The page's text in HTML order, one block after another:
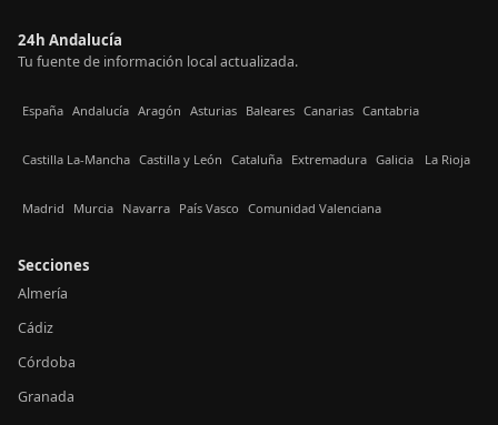
24h Andalucía
Tu fuente de información local actualizada.
España Andalucía Aragón Asturias Baleares Canarias Cantabria
Castilla La-Mancha Castilla y León Cataluña Extremadura Galicia La Rioja
Madrid Murcia Navarra País Vasco Comunidad Valenciana
Secciones
Almería
Cádiz
Córdoba
Granada